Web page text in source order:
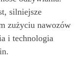
silniejsze
zużyciu nawozów
i technologia